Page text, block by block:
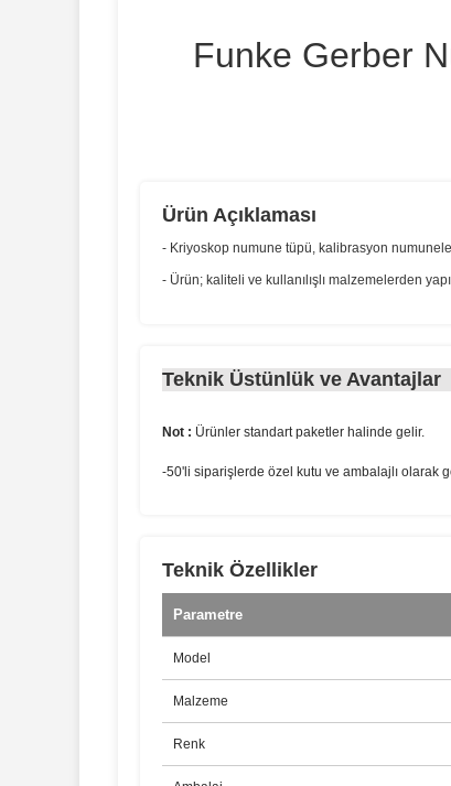
Funke Gerber
Ürün Açıklaması
- Kriyoskop numune tüpü, kalibrasyon
- Ürün; kaliteli ve kullanılışlı malzemelerden
Teknik Üstünlük ve Avantajlar
Not : Ürünler standart paketler halinde gelir.
-50'li siparişlerde özel kutu ve ambalajlı olarak
Teknik Özellikler
Parametre
Model
Malzeme
Renk